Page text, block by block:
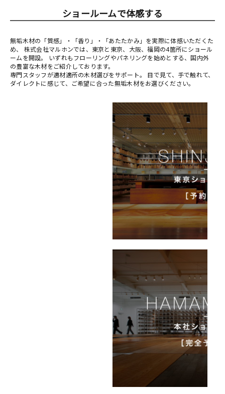
ショールームで体感する
無垢木材の「質感」・「香り」・「あたたかみ」を実際に体感いただくた
め、 株式会社マルホンでは、東京と東京、大阪、福岡の4箇所にショール
ームを開設。 いずれもフローリングやパネリングを始めとする、国内外
の豊富な木材をご紹介しております。
専門スタッフが適材適所の木材選びをサポート。 目で見て、手で触れて、
ダイレクトに感じて、ご希望に合った無垢木材をお選びください。